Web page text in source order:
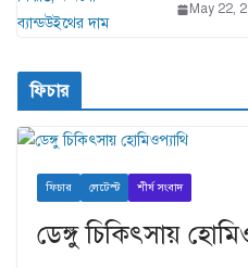
May 22,
ফিচার
ফিচার লেটেস্ট শীর্ষ সংবাদ
ডেঙ্গু চিকিৎসায়